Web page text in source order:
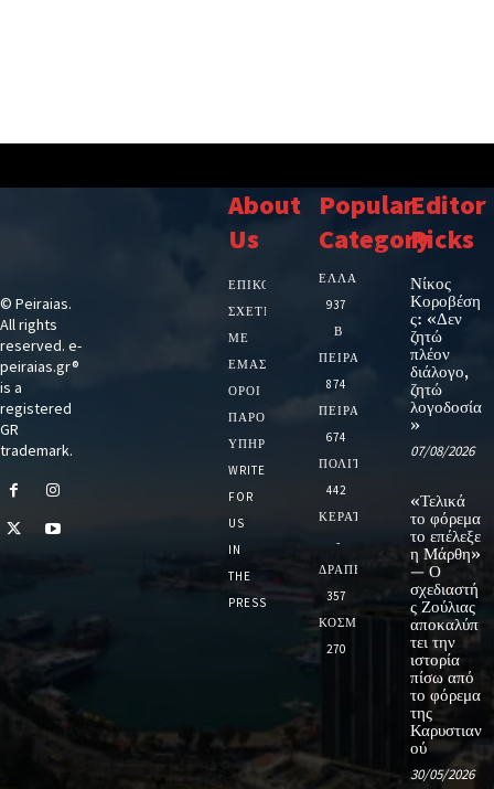
© Peiraias.
All rights
reserved. e-
peiraias.gr®
is a
registered
GR
trademark.
About
Us
ΕΠΙΚΟΙΝΩΝΙΑ
ΣΧΕΤΙΚΆ
ΜΕ
ΕΜΆΣ
ΌΡΟΙ
ΠΑΡΟΧΉΣ
ΥΠΗΡΕΣΙΏΝ
WRITE
FOR
US
IN
THE
PRESS
Popular
Category
ΕΛΛΑΔΑ
937
Β
ΠΕΙΡΑΙΑ
874
ΠΕΙΡΑΙΑΣ
674
ΠΟΛΙΤΙΚΗ
442
ΚΕΡΑΤΣΙΝΙ
-
ΔΡΑΠΕΤΣΩΝΑ
357
ΚΟΣΜΟΣ
270
Editor
Picks
Νίκος
Κοροβέση
ς: «Δεν
ζητώ
πλέον
διάλογο,
ζητώ
λογοδοσία
»
07/08/2026
«Τελικά
το φόρεμα
το επέλεξε
η Μάρθη»
— Ο
σχεδιαστή
ς Ζούλιας
αποκαλύπ
τει την
ιστορία
πίσω από
το φόρεμα
της
Καρυστιαν
ού
30/05/2026